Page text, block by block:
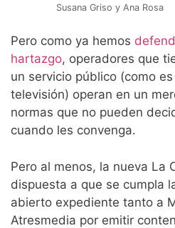
Susana Griso y Ana Rosa
Pero como ya hemos
hartazgo, operadores que
un servicio público (como
televisión) operan en un
normas que no pueden
cuando les convenga.
Pero al menos, la nueva La
dispuesta a que se cumpla
abierto expediente tanto a
Atresmedia por emitir